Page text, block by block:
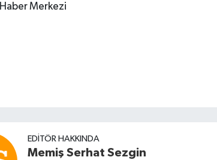
Haber Merkezi
EDITÖR HAKKINDA
Memiş Serhat Sezgin